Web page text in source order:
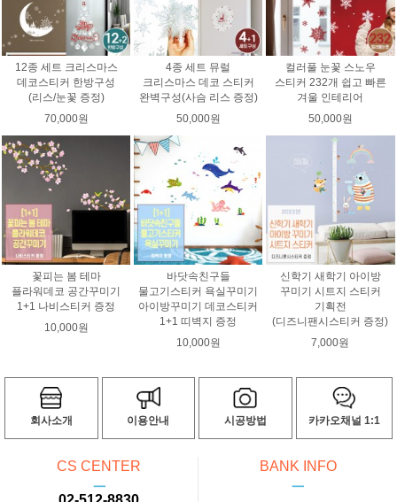
12종 세트 크리스마스
데코스티커 한방구성
(리스/눈꽃 증정)
70,000원
4종 세트 뮤럴
크리스마스 데코 스티커
완벽구성(사슴 리스 증정)
50,000원
컬러풀 눈꽃 스노우
스티커 232개 쉽고 빠른
겨울 인테리어
50,000원
꽃피는 봄 테마
플라워데코 공간꾸미기
1+1 나비스티커 증정
10,000원
바닷속친구들
물고기스티커 욕실꾸미기
아이방꾸미기 데코스티커
1+1 띠벽지 증정
10,000원
신학기 새학기 아이방
꾸미기 시트지 스티커
기획전
(디즈니팬시스티커 증정)
7,000원
회사소개 이용안내 시공방법 카카오채널 1:1
CS CENTER
ㅡ
BANK INFO
ㅡ